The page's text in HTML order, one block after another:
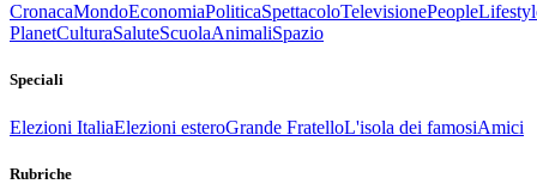
CronacaMondoEconomiaPoliticaSpettacoloTelevisionePeople
PlanetCulturaSaluteScuolaAnimaliSpazio
Speciali
Elezioni ItaliaElezioni esteroGrande FratelloL'isola dei famosiAmici
Rubriche